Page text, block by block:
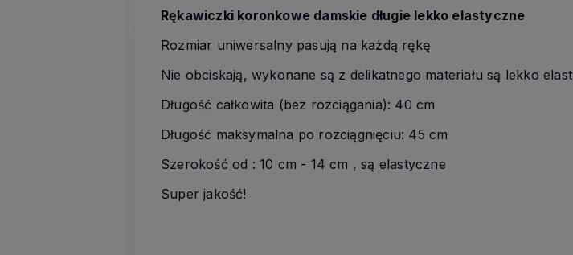
Rękawiczki koronkowe damskie długie lekko elastyczne
Rozmiar uniwersalny pasują na każdą rękę
Nie obciskają, wykonane są z delikatnego materiału są lekko
Długość całkowita (bez rozciągania): 40 cm
Długość maksymalna po rozciągnięciu: 45 cm
Szerokość od : 10 cm - 14 cm , są elastyczne
Super jakość!